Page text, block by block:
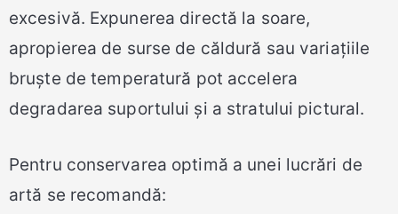
excesivă. Expunerea directă la soare,
apropierea de surse de căldură sau variațiile
bruște de temperatură pot accelera
degradarea suportului și a stratului pictural.
Pentru conservarea optimă a unei lucrări de
artă se recomandă: